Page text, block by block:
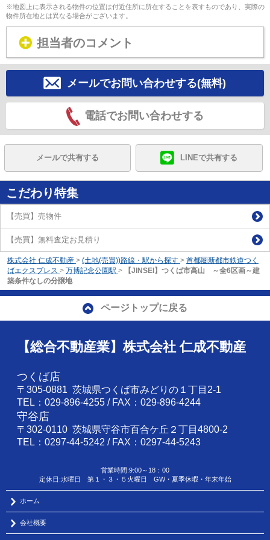
※地図上に表示される物件の位置は付近住所に所在することを表すものであり、実際の
物件所在地とは異なる場合がございます。
担当者のコメント
メールでお問い合わせする(無料)
電話でお問い合わせする
メールで共有する LINEで共有する
こだわり特集
【売買】売物件
【売買】無料査定お見積り
株式会社 仁成不動産 > (土地(売買))路線・駅から探す > 首都圏新都市鉄道つく
ばエクスプレス > 万博記念公園駅 >
【JINSEI】つくば市高山 ～全6区画～建
築条件なしの分譲地
ページトップに戻る
【総合不動産業】株式会社 仁成不動産
つくば店
〒305-0881 茨城県つくば市みどりの１丁目2-1
TEL：029-896-4255 / FAX：029-896-4244
守谷店
〒302-0110 茨城県守谷市百合ケ丘２丁目4800-2
TEL：0297-44-5242 / FAX：0297-44-5243
営業時間:9:00～18：00
定休日:水曜日 第１・３・５火曜日 GW・夏季休暇・年末年始
ホーム
会社概要